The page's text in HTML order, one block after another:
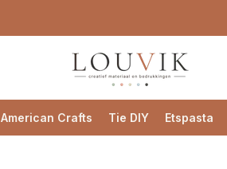
American Crafts Tie DIY Etspasta